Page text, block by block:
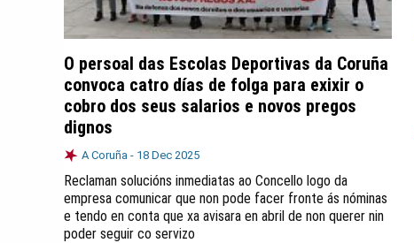
O persoal das Escolas Deportivas da Coruña
convoca catro días de folga para exixir o
cobro dos seus salarios e novos pregos
dignos
A Coruña - 18 Dec 2025
Reclaman solucións inmediatas ao Concello logo da
empresa comunicar que non pode facer fronte ás nóminas
e tendo en conta que xa avisara en abril de non querer nin
poder seguir co servizo